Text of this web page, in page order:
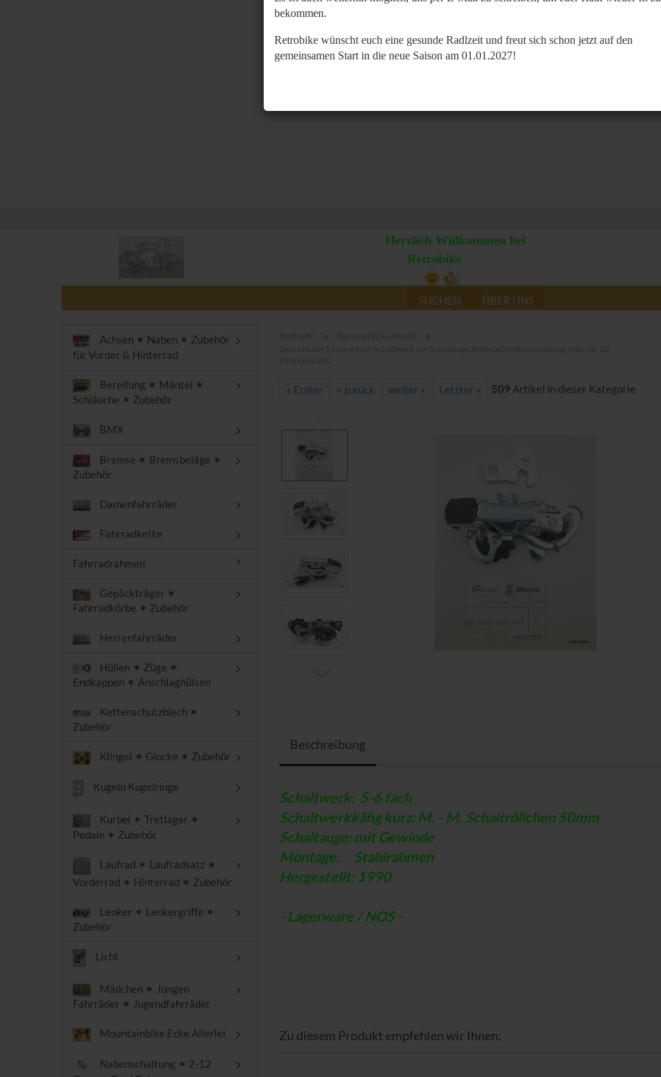
bekommen.
Retrobike wünscht euch eine gesunde Radlzeit und freut sich schon jetzt auf den
gemeinsamen Start in die neue Saison am 01.01.2027!
Herzlich Willkommen bei
Retrobike
SUCHEN ÜBER UNS
» »
« Erster « zurück weiter » Letzter » 509 Artikel in dieser Kategorie
Beschreibung
Schaltwerk: 5-6 fach
Schaltwerkkäfig kurz: M. - M. Schaltröllchen 50mm
Schaltauge: mit Gewinde
Montage: Stahlrahmen
Hergestellt: 1990
- Lagerware / NOS -
Zu diesem Produkt empfehlen wir Ihnen:
Achsen ✶ Naben ✶ Zubehör
für Vorder & Hinterrad
Bereifung ✶ Mäntel ✶
Schläuche ✶ Zubehör
BMX
Bremse ✶ Bremsbeläge ✶
Zubehör
Damenfahrräder
Fahrradkette
Fahrradrahmen
Gepäckträger ✶
Fahrradkörbe ✶ Zubehör
Herrenfahrräder
Hüllen ✶ Züge ✶
Endkappen ✶ Anschlaghülsen
Kettenschutzblech ✶
Zubehör
Klingel ✶ Glocke ✶ Zubehör
Kugeln Kugelringe
Kurbel ✶ Tretlager ✶
Pedale ✶ Zubehör
Laufrad ✶ Laufradsatz ✶
Vorderrad ✶ Hinterrad ✶ Zubehör
Lenker ✶ Lenkergriffe ✶
Zubehör
Licht
Mädchen ✶ Jungen
Fahrräder ✶ Jugendfahrräder
Mountainbike Ecke Allerlei
Nabenschaltung ✶ 2-12